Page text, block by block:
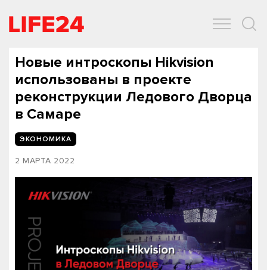
Новые интроскопы Hikvision
использованы в проекте
реконструкции Ледового Дворца
в Самаре
ЭКОНОМИКА
2 МАРТА 2022